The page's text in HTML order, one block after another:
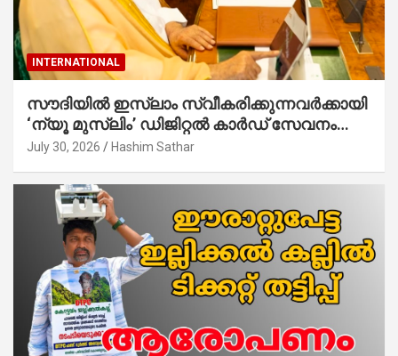
INTERNATIONAL
സൗദിയില്‍ ഇസ്‌ലാം സ്വീകരിക്കുന്നവര്‍ക്കായി
‘ന്യൂ മുസ്ലിം’ ഡിജിറ്റല്‍ കാര്‍ഡ് സേവനം
ആരംഭിച്ചു
July 30, 2026 Hashim Sathar